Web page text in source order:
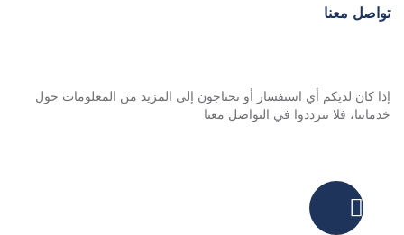
تواصل معنا
إذا كان لديكم أي استفسار أو تحتاجون إلى المزيد من المعلومات حول
خدماتنا، فلا تترددوا في التواصل معنا